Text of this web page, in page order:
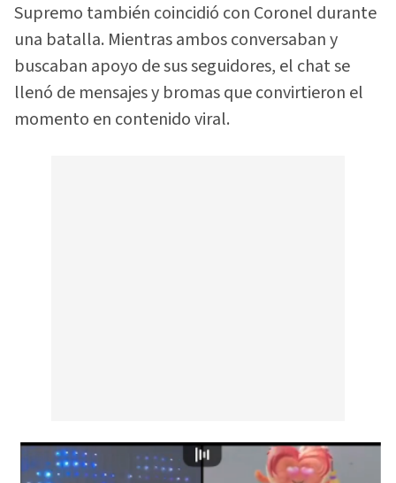
Supremo también coincidió con Coronel durante
una batalla. Mientras ambos conversaban y
buscaban apoyo de sus seguidores, el chat se
llenó de mensajes y bromas que convirtieron el
momento en contenido viral.